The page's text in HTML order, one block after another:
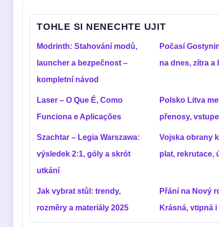
TOHLE SI NENECHTE UJIT
Modrinth: Stahování modů,
launcher a bezpečnost –
kompletní návod
Počasí
na dnes, zítra a
Laser – O Que É, Como
Funciona e Aplicações
Polsko Litva
přenosy,
Szachtar – Legia Warszawa:
výsledek 2:1, góly a skrót
utkání
Vojska obrany
plat, rekrutace,
Jak vybrat stůl: trendy,
rozměry a materiály 2025
Přání na Nový
Krásná, vtipná